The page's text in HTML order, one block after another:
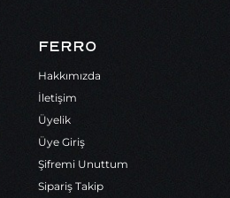
FERRO
Hakkımızda
İletişim
Üyelik
Üye Giriş
Şifremi Unuttum
Sipariş Takip